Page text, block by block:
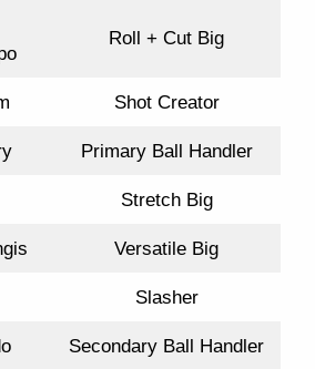
Roll + Cut Big
Shot Creator
Primary Ball Handler
Stretch Big
Versatile Big
Slasher
Secondary Ball Handler